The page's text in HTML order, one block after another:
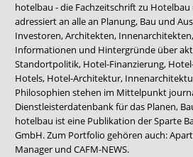
hotelbau - die Fachzeitschrift zu
adressiert an alle an Planung, Bau und
Investoren, Architekten,
Informationen und Hintergründe über
Standortpolitik, Hotel-Finanzierung,
Hotels, Hotel-Architektur,
Philosophien stehen im Mittelpunkt
Dienstleisterdatenbank für das Planen,
hotelbau ist eine Publikation der Sparte
GmbH. Zum Portfolio gehören auch:
Manager und CAFM-NEWS.